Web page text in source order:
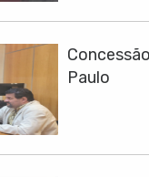
Paulo